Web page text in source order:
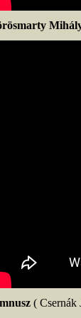
( Csernák